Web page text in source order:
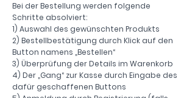
Bei der Bestellung werden folgende
Schritte absolviert:
1) Auswahl des gewünschten Produkts
2) Bestellbestätigung durch Klick auf den
Button namens „Bestellen“
3) Überprüfung der Details im Warenkorb
4) Der „Gang“ zur Kasse durch Eingabe des
dafür geschaffenen Buttons